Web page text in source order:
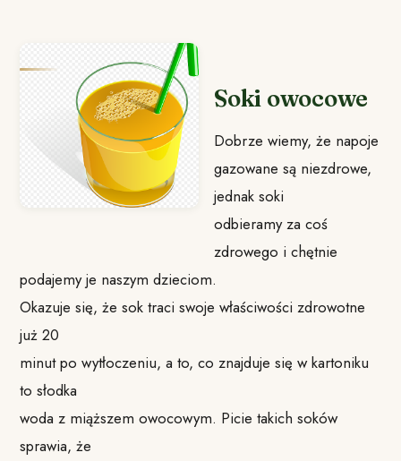
Soki owocowe
Dobrze wiemy, że napoje
gazowane są niezdrowe,
jednak soki
odbieramy za coś
zdrowego i chętnie
podajemy je naszym dzieciom.
Okazuje się, że sok traci swoje właściwości zdrowotne
już 20
minut po wytłoczeniu, a to, co znajduje się w kartoniku
to słodka
woda z miąższem owocowym. Picie takich soków
sprawia, że